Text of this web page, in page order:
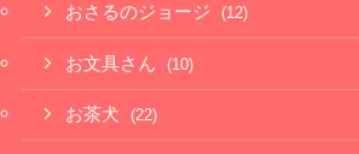
おさるのジョージ (12)
お文具さん (10)
お茶犬 (22)